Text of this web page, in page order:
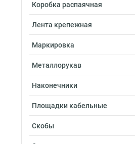
Коробка распаячная
Лента крепежная
Маркировка
Металлорукав
Наконечники
Площадки кабельные
Скобы